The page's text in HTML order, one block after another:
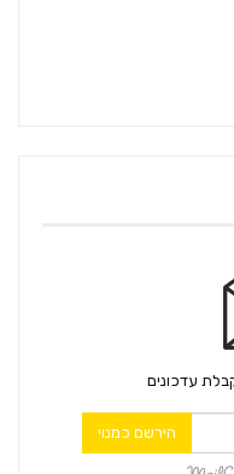
עדכונים
הירשם כמנוי